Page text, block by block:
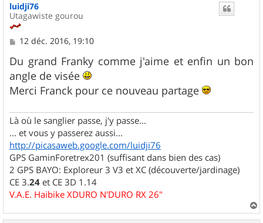
luidji76
Utagawiste gourou
M
s
s
a
g
e
12 déc. 2016, 19:10
Du grand Franky comme j'aime et enfin un bon
angle de visée
Merci Franck pour ce nouveau partage
Là où le sanglier passe, j'y passe...
... et vous y passerez aussi...
http://picasaweb.google.com/luidji76
GPS GaminForetrex201 (suffisant dans bien des cas)
2 GPS BAYO: Exploreur 3 V3 et XC (découverte/jardinage)
CE 3.24 et CE 3D 1.14
V.A.E. Haibike XDURO N'DURO RX 26"
a